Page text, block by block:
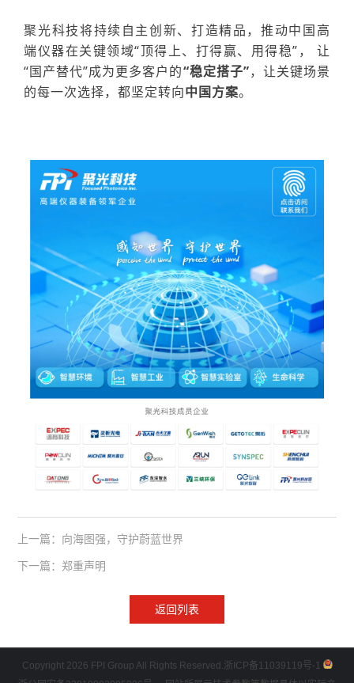
聚光科技将持续自主创新、打造精品，推动中国高
端仪器在关键领域“顶得上、打得赢、用得稳”，
让
“国产替代”成为更多客户的“稳定搭子”，让关键场景
的每一次选择，都坚定转向中国方案。
上一篇：向海图强，守护蔚蓝世界
下一篇：郑重声明
返回列表
Copyright 2026 FPI Group All Rights Reserved. 浙ICP备11039119号-1